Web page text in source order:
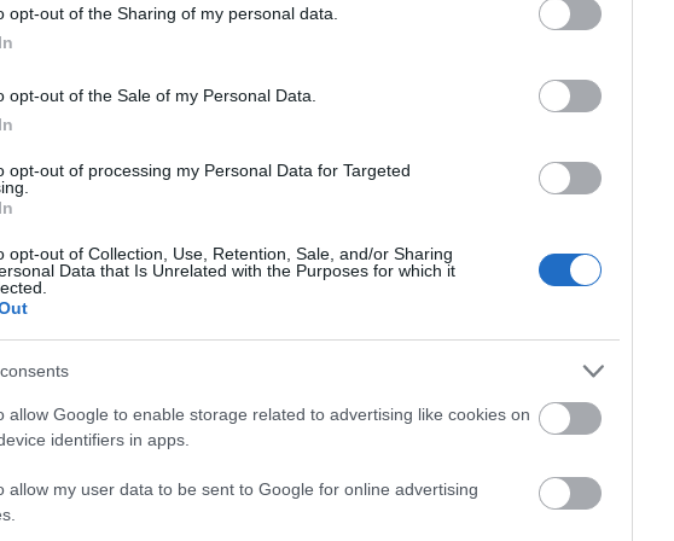
opt-out of the Sharing of my personal data.
opt-out of the Sale of my Personal Data.
opt-out of processing my Personal Data for Targeted
opt-out of Collection, Use, Retention, Sale, and/or Sharing
Data that Is Unrelated with the Purposes for which it
allow Google to enable storage related to advertising like cookies on
identifiers in apps.
allow my user data to be sent to Google for online advertising
a
Shakespeare a Facebook-generáció
darabját Nádasdy Ádám fordításában állítja színpadra.